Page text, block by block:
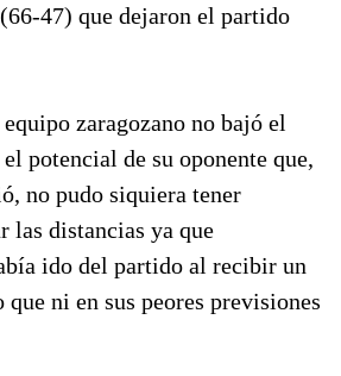
47) que dejaron el partido
zaragozano no bajó el
potencial de su oponente que,
no pudo siquiera tener
las distancias ya que
ido del partido al recibir un
que ni en sus peores previsiones